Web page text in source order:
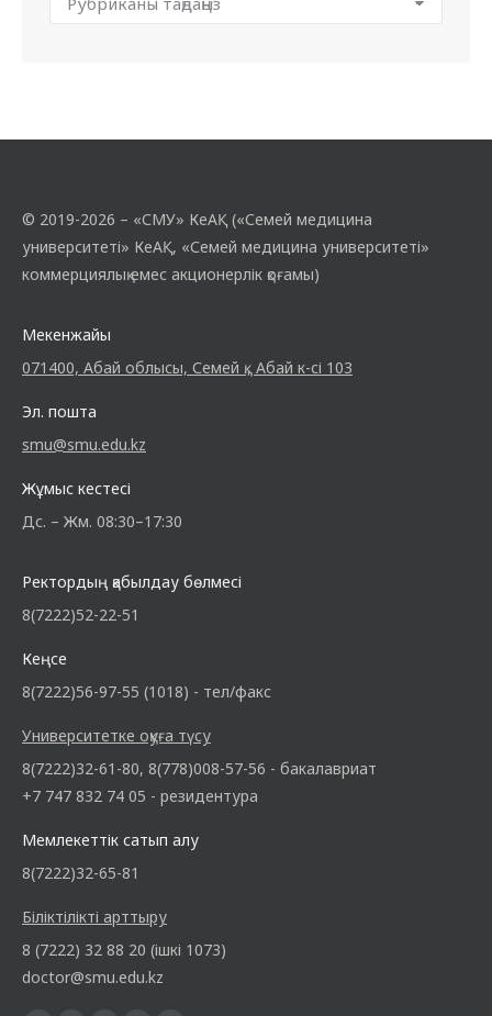
© 2019-2026 – «СМУ» КеАҚ («Семей медицина
университеті» КеАҚ, «Семей медицина университеті»
коммерциялық емес акционерлік қоғамы)
Мекенжайы
071400, Абай облысы, Семей қ., Абай к-сі 103
Эл. пошта
smu@smu.edu.kz
Жұмыс кестесі
Дс. – Жм. 08:30–17:30
Ректордың қабылдау бөлмесі
8(7222)52-22-51
Кеңсе
8(7222)56-97-55 (1018) - тел/факс
Университетке оқуға түсу
8(7222)32-61-80, 8(778)008-57-56 - бакалавриат
+7 747 832 74 05 - резидентура
Мемлекеттік сатып алу
8(7222)32-65-81
Біліктілікті арттыру
8 (7222) 32 88 20 (ішкі 1073)
doctor@smu.edu.kz